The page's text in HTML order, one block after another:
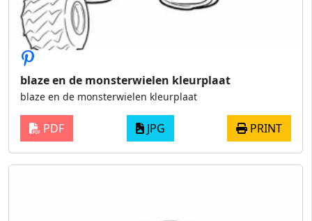
blaze en de monsterwielen kleurplaat
blaze en de monsterwielen kleurplaat
PDF JPG PRINT